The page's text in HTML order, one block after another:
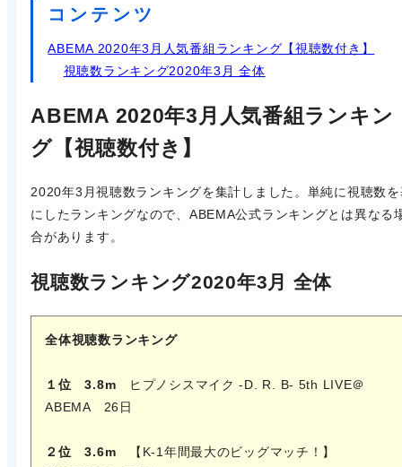
コンテンツ
ABEMA 2020年3月人気番組ランキング【視聴数付き】
視聴数ランキング2020年3月 全体
ABEMA 2020年3月人気番組ランキン
グ【視聴数付き】
2020年3月視聴数ランキングを集計しました。単純に視聴数
にしたランキングなので、ABEMA公式ランキングとは異なる
合があります。
視聴数ランキング2020年3月 全体
全体視聴数ランキング
１位 3.8m ヒプノシスマイク -D. R. B- 5th LIVE＠
ABEMA 26日
２位 3.6m 【K-1年間最大のビッグマッチ！】